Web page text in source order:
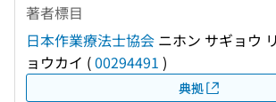
著者標目
日本作業療法士協会 ニホン サギョウ
ョウカイ (00294491 )
典拠